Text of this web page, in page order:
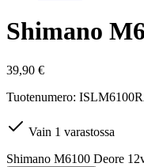
Shimano
39,90 €
Tuotenumero:
Vain 1 varastossa
Shimano M6100 Deore